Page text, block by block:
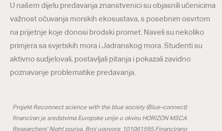
U našem dijelu predavanja znanstvenici su objasnili učenicima
važnost očuvanja morskih ekosustava, s posebnim osvrtom
na prijetnje koje donosi brodski promet. Naveli su nekoliko
primjera sa svjetskih mora i Jadranskog mora. Studenti su
aktivno sudjelovali, postavljali pitanja i pokazali zavidno
poznavanje problematike predavanja.
Projekt Reconnect science with the blue society (Blue-connect)
financiran je sredstvima Europske unije u okviru HORIZON MSCA
Researchers’ Night poziva. Broj ugovora: 101061595.Financirano